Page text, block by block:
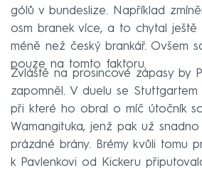
gólů v bundeslize. Například
osm branek více, a to chytal
méně než český brankář. Ovšem
pouze na tomto faktoru.
Zvláště na prosincové zápasy by
zapomněl. V duelu se Stuttgartem
při které ho obral o míč útočník
Wamangituka, jenž pak už
prázdné brány. Brémy kvůli tomu
k Pavlenkovi od Kickeru